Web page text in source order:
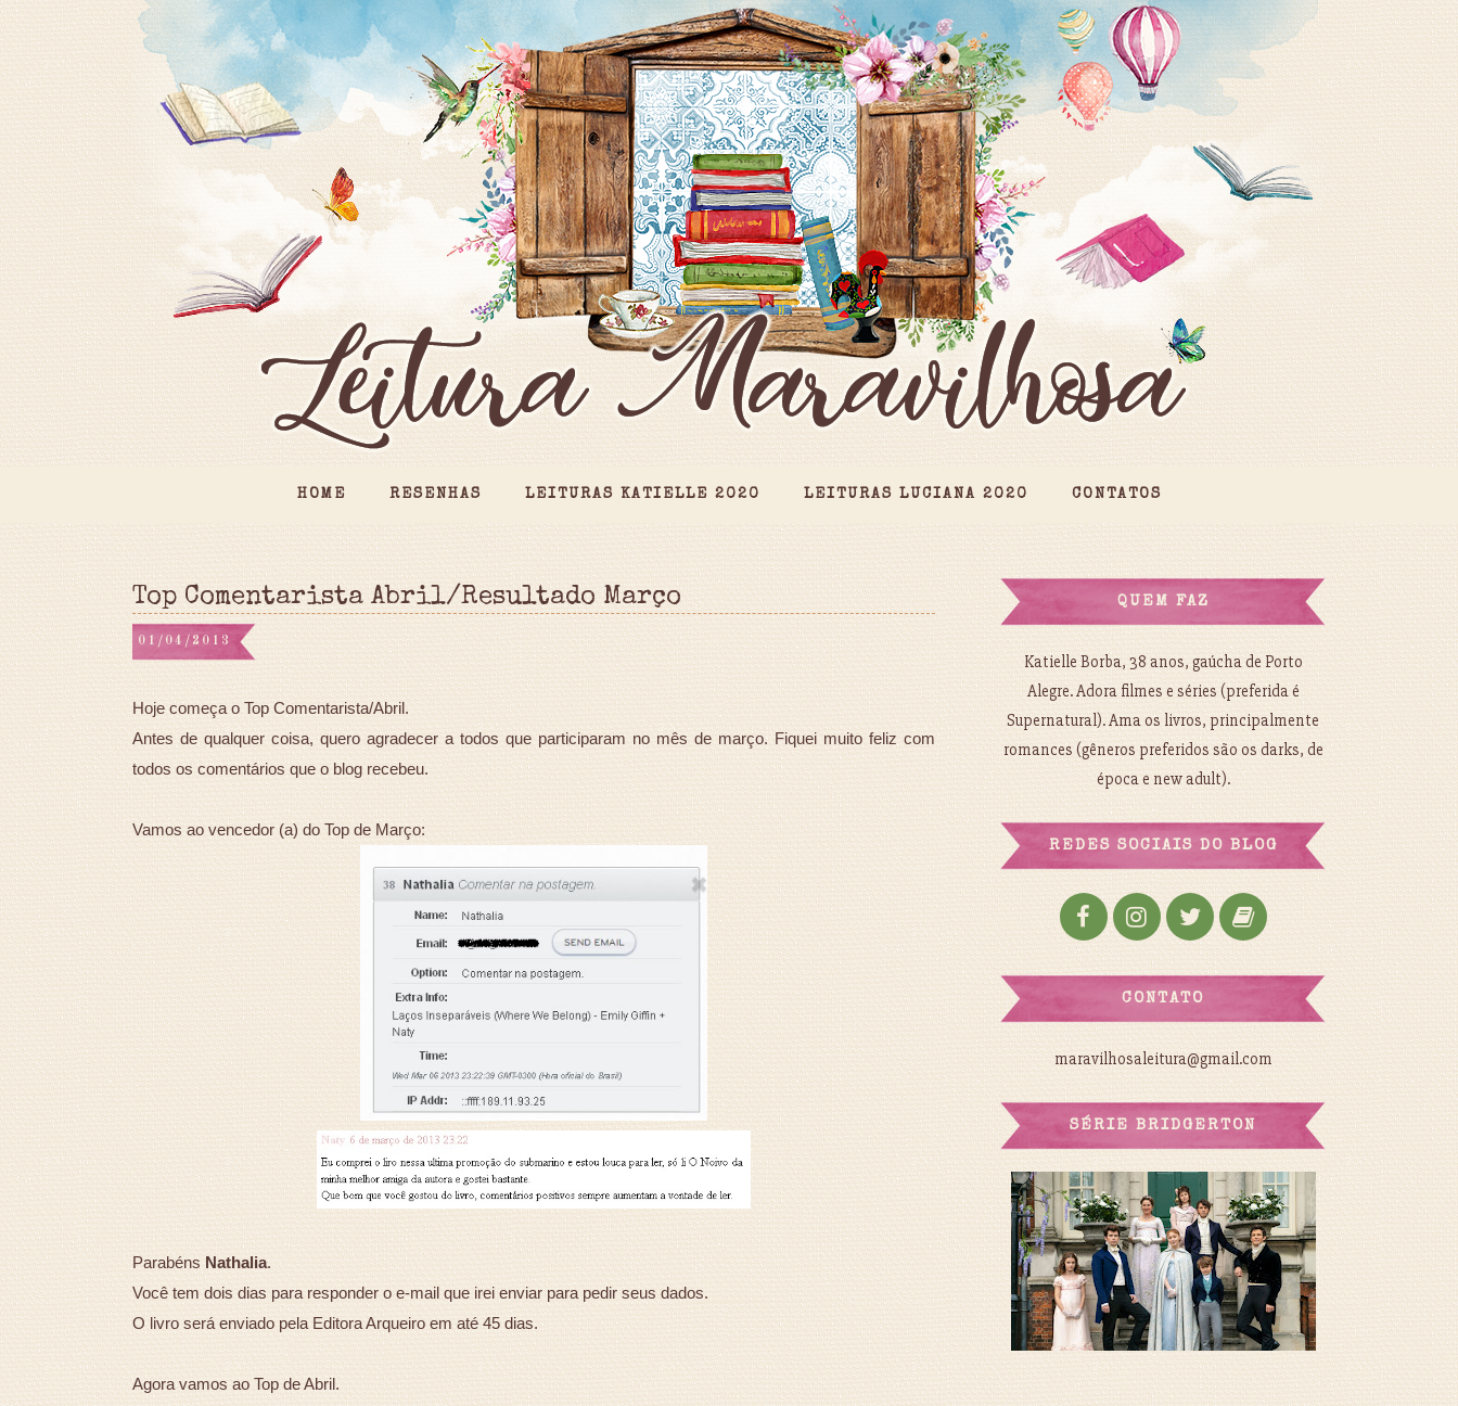
HOME RESENHAS LEITURAS KATIELLE 2020 LEITURAS LUCIANA 2020 CONTATOS
Top Comentarista Abril/Resultado Março
01/04/2013
Hoje começa o Top Comentarista/Abril.
Antes de qualquer coisa, quero agradecer a todos que participaram no mês de março. Fiquei muito feliz com
todos os comentários que o blog recebeu.
Vamos ao vencedor (a) do Top de Março:
ParabénsNathalia.
Você tem dois dias para responder o e-mail que irei enviar para pedir seus dados.
O livro será enviado pela Editora Arqueiro em até 45 dias.
Agora vamos ao Top de Abril.
QUEM FAZ
Katielle Borba, 38 anos, gaúcha de Porto
Alegre. Adora filmes e séries (preferida é
Supernatural). Ama os livros, principalmente
romances (gêneros preferidos são os darks, de
época e new adult).
REDES SOCIAIS DO BLOG
CONTATO
maravilhosaleitura@gmail.com
SÉRIE BRIDGERTON